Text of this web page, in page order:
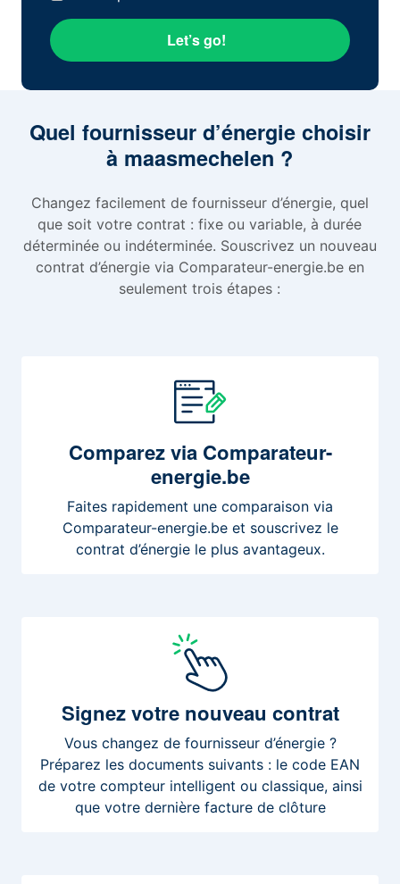
Let’s go!
Quel fournisseur d’énergie choisir
à maasmechelen ?
Changez facilement de fournisseur d’énergie, quel
que soit votre contrat : fixe ou variable, à durée
déterminée ou indéterminée. Souscrivez un nouveau
contrat d’énergie via Comparateur-energie.be en
seulement trois étapes :
Comparezvia Comparateur-
energie.be
Faites rapidement une comparaison via
Comparateur-energie.be et souscrivez le
contrat d’énergie le plus avantageux.
Signezvotre nouveau contrat
Vous changez de fournisseur d’énergie ?
Préparez les documents suivants : le code EAN
de votre compteur intelligent ou classique, ainsi
que votre dernière facture de clôture